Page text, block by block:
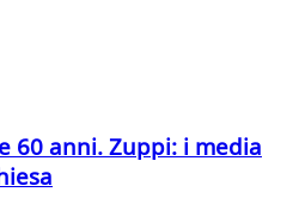
60 anni. Zuppi: i media